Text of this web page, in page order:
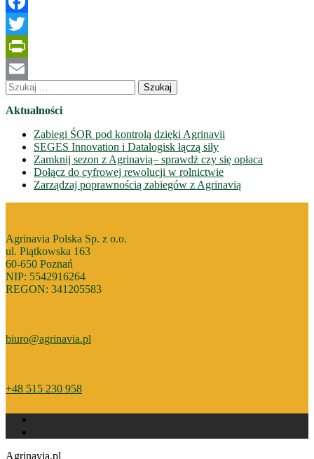
Facebook
Twitter
PrintFriendly
Email
Szukaj:
Aktualności
Zabiegi ŚOR pod kontrolą dzięki Agrinavii
SEGES Innovation i Datalogisk łączą siły
Zamknij sezon z Agrinavią– sprawdż czy się opłaca
Dołącz do cyfrowej rewolucji w rolnictwie
Zarządzaj poprawnością zabiegów z Agrinavią
Agrinavia Polska Sp. z o.o.
ul. Piątkowska 163
60-650 Poznań
NIP: 5542916264
REGON: 341205583
biuro@agrinavia.pl
+48 515 230 958
Agrinavia.pl